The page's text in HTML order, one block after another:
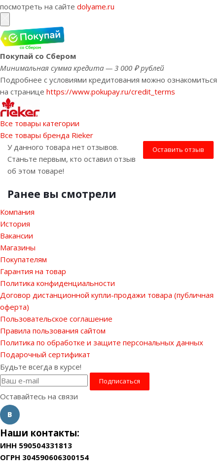
посмотреть на сайте dolyame.ru
Покупай со Сбером
Минимальная сумма кредита — 3 000 ₽ рублей
Подробнее с условиями кредитования можно ознакомиться
на странице https://www.pokupay.ru/credit_terms
Все товары категории
Все товары бренда Rieker
Оставить отзыв
У данного товара нет отзывов.
Станьте первым, кто оставил отзыв
об этом товаре!
Ранее вы смотрели
Компания
История
Вакансии
Магазины
Покупателям
Гарантия на товар
Политика конфиденциальности
Договор дистанционной купли-продажи товара (публичная
оферта)
Пользовательское соглашение
Правила пользования сайтом
Политика по обработке и защите персональных данных
Подарочный сертификат
Будьте всегда в курсе!
Оставайтесь на связи
Наши контакты:
ИНН 590504331813
ОГРН 304590606300154